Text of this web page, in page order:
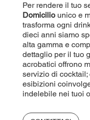
Per rendere il tuo
Domicilio unico e
trasforma ogni
dieci anni siamo
alta gamma e
dettaglio per il tuo
acrobatici offrono
servizio di
esibizioni
indelebile nei tuoi